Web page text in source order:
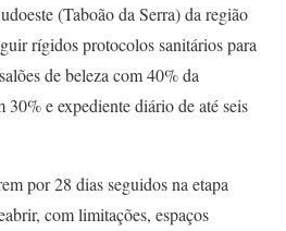
(Taboão da Serra) da região
rígidos protocolos sanitários para
de beleza com 40% da
30% e expediente diário de até seis
por 28 dias seguidos na etapa
com limitações, espaços